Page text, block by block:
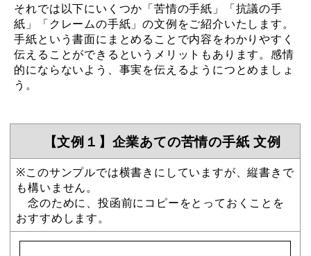
それでは以下にいくつか「苦情の手紙」「抗議の手
紙」「クレームの手紙」の文例をご紹介いたします。
手紙という書面にまとめることで内容をわかりやすく
伝えることができるというメリットもあります。感情
的にならないよう、事実を伝えるようにつとめましょ
う。
【文例１】企業あての苦情の手紙 文例
※このサンプルでは横書きにしていますが、縦書きで
も構いません。
念のために、投函前にコピーをとっておくことを
おすすめします。